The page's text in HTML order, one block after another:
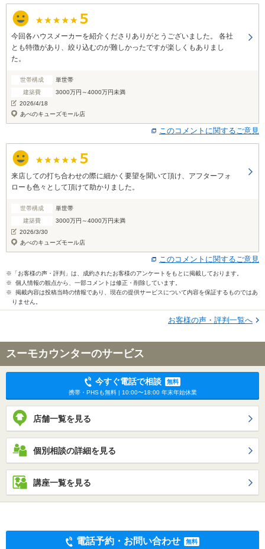
今回各ハウスメーカーを紹介くださりありがとうございました。 各社
とも特徴があり、絞り込むのが難しかったですが楽しくもありまし
た。
世帯構成
単世帯
建築費
3000万円～4000万円未満
2026/4/18
あべのキューズモール店
このコメントに関するご意見
来店しての打ち合わせの際に細かく要望を聞いて頂け、アフターフォ
ローも色々として頂けて助かりました。
世帯構成
単世帯
建築費
3000万円～4000万円未満
2026/3/30
あべのキューズモール店
このコメントに関するご意見
※「お客様の声・評判」は、成約されたお客様のアンケートをもとに掲載しております。
※ 個人情報の観点から、一部コメントは修正・削除しています。
※ 掲載内容は投稿当時の情報であり、現在の提供サービスについて内容を保証するものではあ
りません。
お客様の声・評判一覧へ
スーモカウンターのサービス
今すぐ電話で相談
無料
携帯・PHSも無料 | 10:00〜18:00 年末年始休業
店舗一覧を見る
個別相談の詳細を見る
講座一覧を見る
電話予約・お問い合わせ 無料